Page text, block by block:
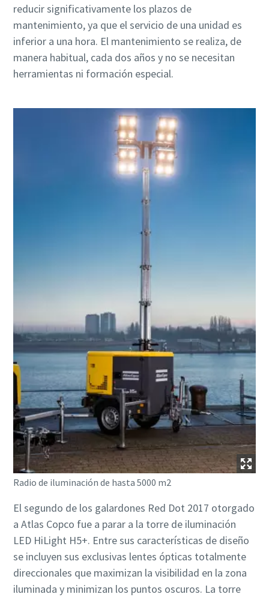
reducir significativamente los plazos de
mantenimiento, ya que el servicio de una unidad es
inferior a una hora. El mantenimiento se realiza, de
manera habitual, cada dos años y no se necesitan
herramientas ni formación especial.
Radio de iluminación de hasta 5000 m2
El segundo de los galardones Red Dot 2017 otorgado
a Atlas Copco fue a parar a la torre de iluminación
LED HiLight H5+. Entre sus características de diseño
se incluyen sus exclusivas lentes ópticas totalmente
direccionales que maximizan la visibilidad en la zona
iluminada y minimizan los puntos oscuros. La torre